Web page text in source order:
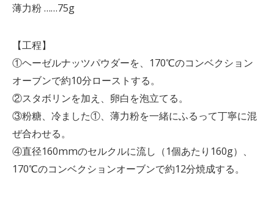
薄力粉 ……75g
【工程】
①ヘーゼルナッツパウダーを、170℃のコンベクション
オーブンで約10分ローストする。
②スタボリンを加え、卵白を泡立てる。
③粉糖、冷ました①、薄力粉を一緒にふるって丁寧に混
ぜ合わせる。
④直径160mmのセルクルに流し（1個あたり160g）、
170℃のコンベクションオーブンで約12分焼成する。